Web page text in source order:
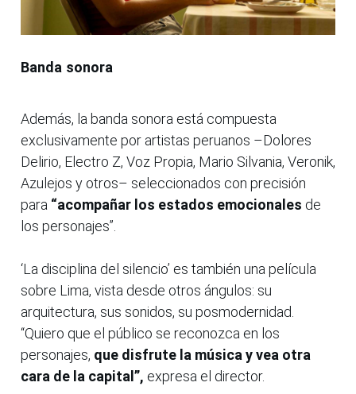
Banda sonora
Además, la banda sonora está compuesta
exclusivamente por artistas peruanos –Dolores
Delirio, Electro Z, Voz Propia, Mario Silvania, Veronik,
Azulejos y otros– seleccionados con precisión
para “acompañar los estados emocionales de
los personajes”.
‘La disciplina del silencio’ es también una película
sobre Lima, vista desde otros ángulos: su
arquitectura, sus sonidos, su posmodernidad.
“Quiero que el público se reconozca en los
personajes, que disfrute la música y vea otra
cara de la capital”, expresa el director.